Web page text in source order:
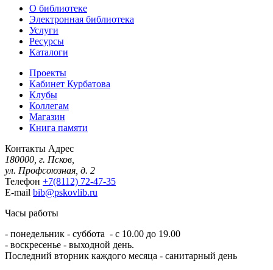
О библиотеке
Электронная библиотека
Услуги
Ресурсы
Каталоги
Проекты
Кабинет Курбатова
Клубы
Коллегам
Магазин
Книга памяти
Контакты Адрес
180000, г. Псков,
ул. Профсоюзная, д. 2
Телефон +7(8112) 72-47-35
E-mail bib@pskovlib.ru
Часы работы
- понедельник - суббота - с 10.00 до 19.00
- воскресенье - выходной день.
Последний вторник каждого месяца - санитарный день